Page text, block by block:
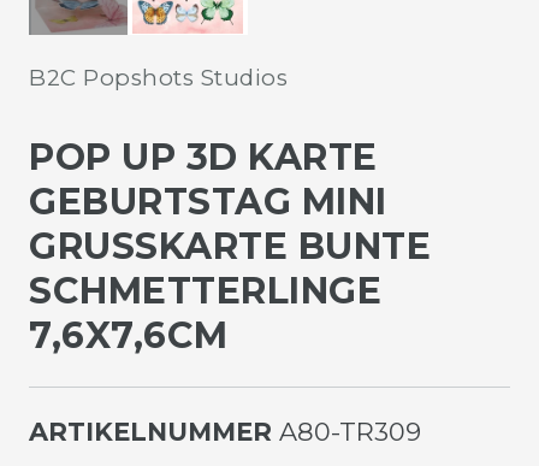
B2C Popshots Studios
POP UP 3D KARTE
GEBURTSTAG MINI
GRUSSKARTE BUNTE S
CHMETTERLINGE 7
,6X7,6CM
ARTIKELNUMMER A80-TR309